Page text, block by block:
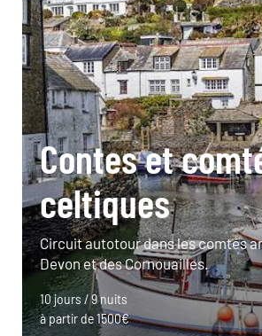
Contes et
celtiques
Circuit autotour dans les comtés
Devon et des Cornouailles.
10 jours / 9 nuits
à partir de 1500€